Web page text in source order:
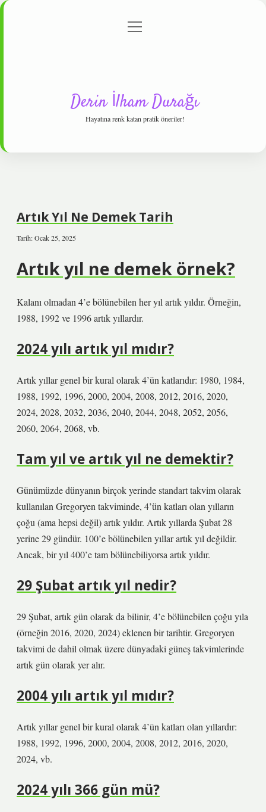
Gizlilik Politikası
menüyü
Derin İlham Durağı
Hayatına renk katan pratik öneriler!
Artık Yıl Ne Demek Tarih
Tarih: Ocak 25, 2025
Artık yıl ne demek örnek?
Kalanı olmadan 4’e bölünebilen her yıl artık yıldır. Örneğin,
1988, 1992 ve 1996 artık yıllardır.
2024 yılı artık yıl mıdır?
Artık yıllar genel bir kural olarak 4’ün katlarıdır: 1980, 1984,
1988, 1992, 1996, 2000, 2004, 2008, 2012, 2016, 2020,
2024, 2028, 2032, 2036, 2040, 2044, 2048, 2052, 2056,
2060, 2064, 2068, vb.
Tam yıl ve artık yıl ne demektir?
Günümüzde dünyanın birçok yerinde standart takvim olarak
kullanılan Gregoryen takviminde, 4’ün katları olan yılların
çoğu (ama hepsi değil) artık yıldır. Artık yıllarda Şubat 28
yerine 29 gündür. 100’e bölünebilen yıllar artık yıl değildir.
Ancak, bir yıl 400’e tam bölünebiliyorsa artık yıldır.
29 Şubat artık yıl nedir?
29 Şubat, artık gün olarak da bilinir, 4’e bölünebilen çoğu yıla
(örneğin 2016, 2020, 2024) eklenen bir tarihtir. Gregoryen
takvimi de dahil olmak üzere dünyadaki güneş takvimlerinde
artık gün olarak yer alır.
2004 yılı artık yıl mıdır?
Artık yıllar genel bir kural olarak 4’ün katları olan yıllardır:
1988, 1992, 1996, 2000, 2004, 2008, 2012, 2016, 2020,
2024, vb.
2024 yılı 366 gün mü?